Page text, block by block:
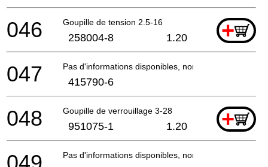
Goupille de tension 2.5-16 +
046 258004-8 1.20
Pas d'informations disponibles, non commandable
047 415790-6
Goupille de verrouillage 3-28 +
048 951075-1 1.20
Pas d'informations disponibles, non commandable